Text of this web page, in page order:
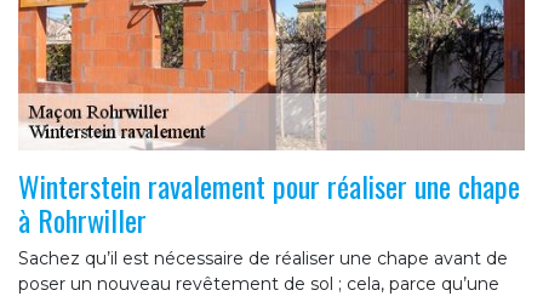
Winterstein ravalement pour réaliser une chape
à Rohrwiller
Sachez qu’il est nécessaire de réaliser une chape avant de
poser un nouveau revêtement de sol ; cela, parce qu’une